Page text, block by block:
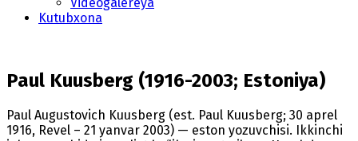
Kutubxona
Paul Kuusberg (1916-2003; Estoniya)
Paul Augustovich Kuusberg (est. Paul Kuusberg; 30 aprel
1916, Revel – 21 yanvar 2003) — eston yozuvchisi. Ikkinchi